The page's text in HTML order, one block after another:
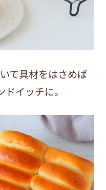
て具材をはさめば
イッチに。